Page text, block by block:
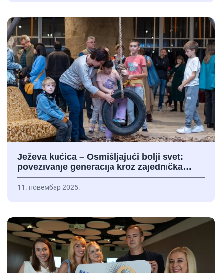
Ježeva kućica – Osmišljajući bolji svet:
povezivanje generacija kroz zajednička…
11. новембар 2025.